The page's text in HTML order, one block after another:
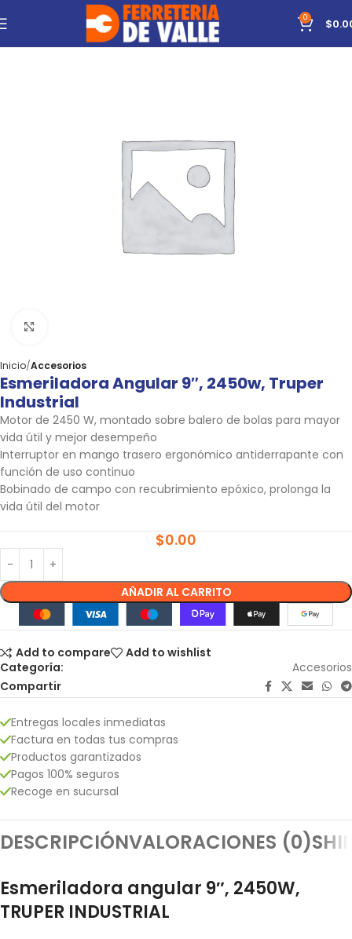
0 $
Inicio Accesorios
Esmeriladora Angular 9″, 2450w, Truper
Industrial
Motor de 2450 W, montado sobre balero de bolas para mayor
vida útil y mejor desempeño
Interruptor en mango trasero ergonómico antiderrapante con
función de uso continuo
Bobinado de campo con recubrimiento epóxico, prolonga la
vida útil del motor
$0.00
AÑADIR AL CARRITO
Add to compare
Add to wishlist
Categoría:
Accesorios
Compartir
Entregas locales inmediatas
Factura en todas tus compras
Productos garantizados
Pagos 100% seguros
Recoge en sucursal
DESCRIPCIÓNVALORACIONES (0)
Esmeriladora angular 9″, 2450W,
TRUPER INDUSTRIAL